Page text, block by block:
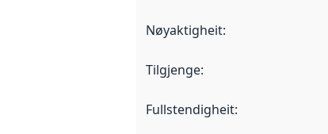
Nøyaktigheit:
Tilgjenge:
Fullstendigheit: